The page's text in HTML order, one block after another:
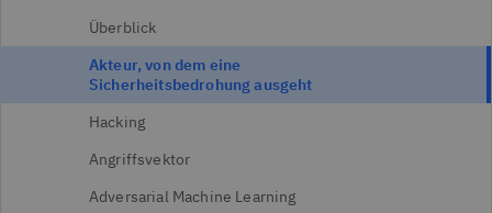
Überblick
Akteur, von dem eine
Sicherheitsbedrohung ausgeht
Hacking
Angriffsvektor
Adversarial Machine Learning